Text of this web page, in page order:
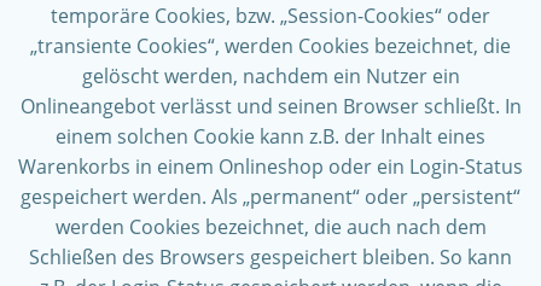
temporäre Cookies, bzw. „Session-Cookies“ oder
„transiente Cookies“, werden Cookies bezeichnet, die
gelöscht werden, nachdem ein Nutzer ein
Onlineangebot verlässt und seinen Browser schließt. In
einem solchen Cookie kann z.B. der Inhalt eines
Warenkorbs in einem Onlineshop oder ein Login-Status
gespeichert werden. Als „permanent“ oder „persistent“
werden Cookies bezeichnet, die auch nach dem
Schließen des Browsers gespeichert bleiben. So kann